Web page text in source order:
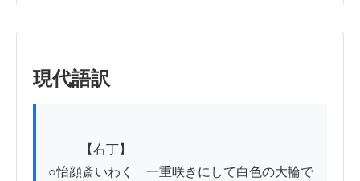
現代語訳
○怡顔斎いわく　一重咲きにして白色の大輪で